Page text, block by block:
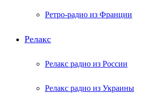
Ретро-радио из Франции
Релакс
Релакс радио из России
Релакс радио из Украины